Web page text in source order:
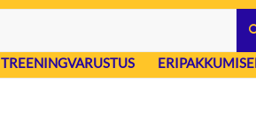
TREENINGVARUSTUS